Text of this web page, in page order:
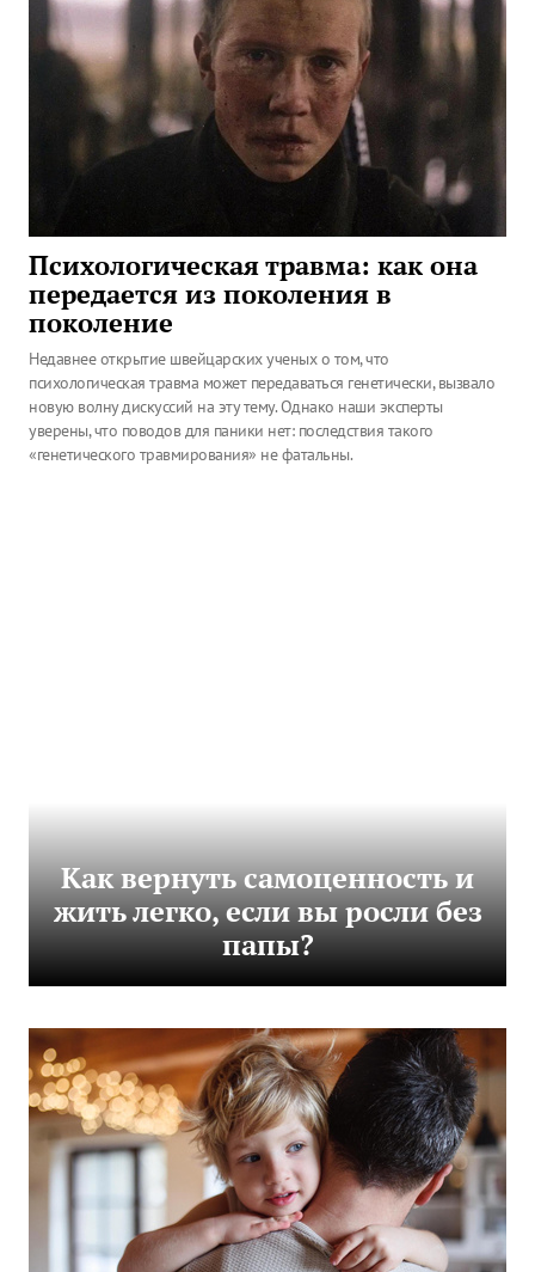
Психологическая травма: как она
передается из поколения в
поколение
Недавнее открытие швейцарских ученых о том, что
психологическая травма может передаваться генетически, вызвало
новую волну дискуссий на эту тему. Однако наши эксперты
уверены, что поводов для паники нет: последствия такого
«генетического травмирования» не фатальны.
Как вернуть самоценность и
жить легко, если вы росли без
папы?